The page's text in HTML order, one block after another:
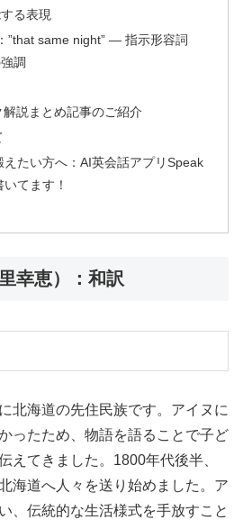
る表現
”that same night” — 指示形容詞
調
説まとめ記事のご紹介
えたい方へ：AI英会話アプリSpeak
てます！
幸恵）：和訳
北海道の先住民族です。アイヌに
ったため、物語を語ることで子ど
えてきました。1800年代後半、
海道へ人々を送り始めました。ア
、伝統的な生活様式を手放すこと